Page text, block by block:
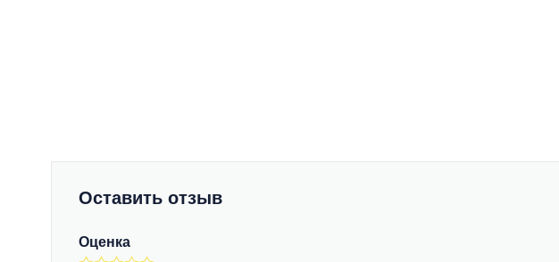
Оставить отзыв
Оценка